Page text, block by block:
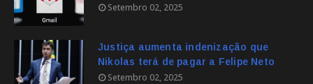
Setembro 02, 2025
Justiça aumenta indenização que
Nikolas terá de pagar a Felipe Neto
Setembro 02, 2025